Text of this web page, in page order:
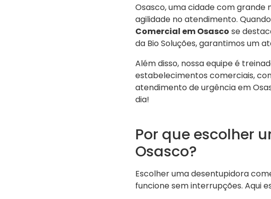
Osasco, uma cidade com
agilidade no atendimento.
Comercial em Osasco se
da Bio Soluções, garantimos um
Além disso, nossa equipe é
estabelecimentos comerciais,
atendimento de urgência em
dia!
Por que escolher
Osasco?
Escolher uma desentupidora
funcione sem interrupções. Aqui